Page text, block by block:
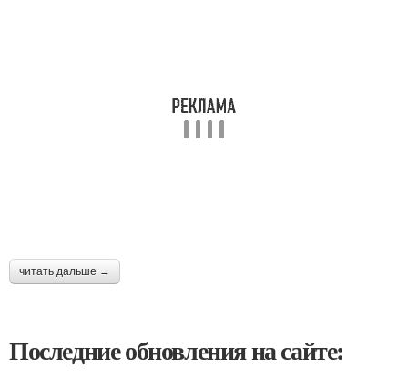
читать дальше →
Последние обновления на сайте: